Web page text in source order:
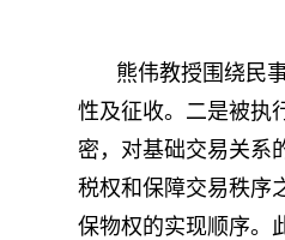
熊伟教授围绕民
性及征收。二是被执
密，对基础交易关系
税权和保障交易秩序
保物权的实现顺序。